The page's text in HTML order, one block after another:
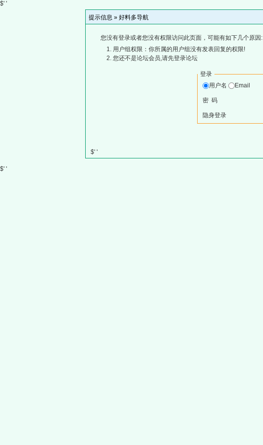
$' '
提示信息 » 好料多导航
您没有登录或者您没有权限访问此页面，可能有如下几个原因:
用户组权限：你所属的用户组没有发表回复的权限!
您还不是论坛会员,请先登录论坛
登录
用户名
Email
密 码
隐身登录
$' '
$' '